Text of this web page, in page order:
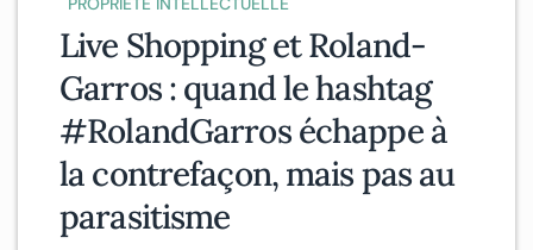
Live Shopping et Roland-
Garros : quand le hashtag
#RolandGarros échappe à
la contrefaçon, mais pas au
parasitisme